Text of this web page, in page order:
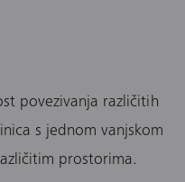
povezivanja različitih
s jednom vanjskom
prostorima.